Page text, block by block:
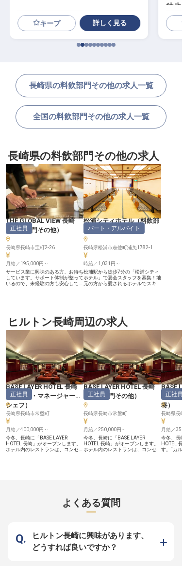
キープ 詳しく見る
徒歩
長崎県の料飲部門その他の求人一覧
全国の料飲部門その他の求人一覧
長崎県の料飲部門その他の求人
THE GLOBAL VIEW 長崎
（料飲部門その他）
正社員
長崎県長崎市宝町2-26
月給／195,000円～
サービス業に興味のある方、お待ち
しています。サポート体制が整って
いるので、未経験の方も安心してご
たい方にぴったりです。「THE
GLOBAL VIEW 長崎」は長崎の夜景
を堪能できるハイフロアー客室で、
思い出に残るひとときを提供してい
ます。※この求人は2023年4月18日
時点の情報です
松浦シティホテル（料飲部
門その他 ）
パート・アルバイト
長崎県松浦市志佐町浦免1782-1
時給／1,031円～
松浦駅から徒歩7分の「松浦シティ
ホテル」で宴会スタッフを募集！地
元の方から愛されるホテルでスキマ
社員登用あり／日払い ■年齢問わず
大歓迎！働きやすさをご紹介■ ・地
元のお客様が多くカジュアルな接客
もOK ・幅広い年代が活躍する活気
ある職場 ・ブランクある方、主婦
（夫）も大歓迎 ・出勤日のノルマ
なく空いた時間を有効活用 ・カン
タン業務で即日勤務の希望も叶う
松浦市を代表するシティホテルであ
ることから、大人数での宴会や法事
などの際にはまず初めに当ホテルに
お問合せがくることが多いです。な
かには慣れ親しんだ地元企業のお客
様なども多いため、近しい距離間で
サービスを提供できます。 また、
決まったお料理や飲み物をお出しす
るなど比較的シンプルな業務内容な
ので、入社初日に説明を受けてその
まま実務に入ることが可能！プライ
ベートや学業・家庭、他の仕事と掛
け持ちしながら効率的に働いて稼ぎ
たい方におすすめです。
ヒルトン長崎周辺の求人
BASE LAYER HOTEL 長崎
（料理長・マネージャー・
シェフ ）
正社員
長崎県長崎市常盤町
月給／400,000円～
今冬、長崎に「BASE LAYER
HOTEL 長崎」がオープンします。
ホテル内のレストランは、コンセプ
ストランの親しみやすさを掛け合わ
せ、ホームメイドのハンバーグを軸
る】 メニューのブラッシュアッ
プ、仕込みや調理の導線設計、オペ
レーション構築、チームづくりま
で、レストランの土台を一つひとつ
BASE LAYER HOTEL 長崎
（調理部門その他）
正社員
長崎県長崎市常盤町
月給／250,000円～
今冬、長崎に「BASE LAYER
HOTEL 長崎」がオープンします。
ホテル内のレストランは、コンセプ
じて支えていくポジションです。
【スーシェフ候補として、段階的に
ステップアップできる】 スーシェ
発注・在庫管理、原価意識を持った
現場運営、キッチン全体のオペレー
ション改善なども段階的にお任せし
ていきます。開業期の仕込み導線づ
BASE
（支配
将）
正社員
長崎県長
月給／
今冬、長
HOTEL
す。“カ
上がった
よくある質問
ヒルトン長崎に興味があります、
どうすれば良いですか？